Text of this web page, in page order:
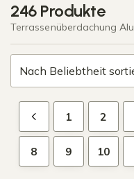
246 Produkte
Terrassenüberdachung Alu
1 2
8 9 10